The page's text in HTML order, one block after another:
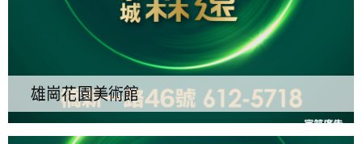
雄崗花園美術館